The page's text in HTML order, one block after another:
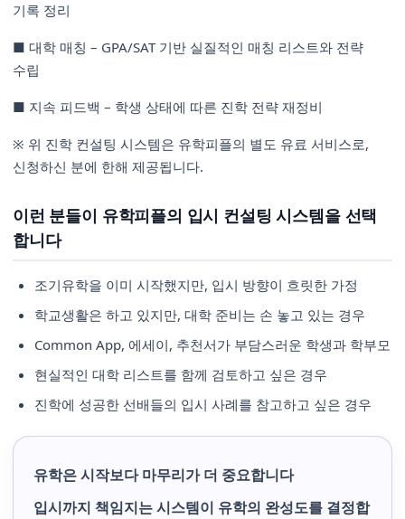
기록 정리
■ 대학 매칭 – GPA/SAT 기반 실질적인 매칭 리스트와 전략
수립
■ 지속 피드백 – 학생 상태에 따른 진학 전략 재정비
※ 위 진학 컨설팅 시스템은 유학피플의 별도 유료 서비스로,
신청하신 분에 한해 제공됩니다.
이런 분들이 유학피플의 입시 컨설팅 시스템을 선택
합니다
조기유학을 이미 시작했지만, 입시 방향이 흐릿한 가정
학교생활은 하고 있지만, 대학 준비는 손 놓고 있는 경우
Common App, 에세이, 추천서가 부담스러운 학생과 학부모
현실적인 대학 리스트를 함께 검토하고 싶은 경우
진학에 성공한 선배들의 입시 사례를 참고하고 싶은 경우
유학은 시작보다 마무리가 더 중요합니다
입시까지 책임지는 시스템이 유학의 완성도를 결정합